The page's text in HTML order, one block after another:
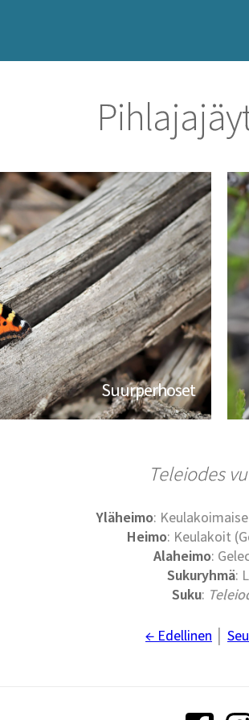
Suurperhoset
Teleiodes
Yläheimo:
Heimo: Keulakoit
Alaheimo:
Sukuryhmä:
Suku:
← Edellinen